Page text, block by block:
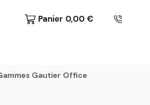
Panier 0,00 €
Gautier Office